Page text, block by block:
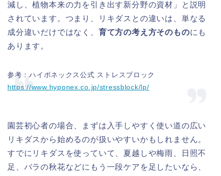
減し、植物本来の力を引き出す新分野の資材」と説明
されています。つまり、リキダスとの違いは、単なる
成分違いだけではなく、 育て方の考え方そのものにも
あります。
参考：ハイポネックス公式 ストレスブロック
https://www.hyponex.co.jp/stressblock/lp/
園芸初心者の場合、まずは入手しやすく使い道の広い
リキダスから始めるのが扱いやすいかもしれません。
すでにリキダスを使っていて、夏越しや梅雨、日照不
足、バラの秋花などにもう一段ケアを足したいなら、